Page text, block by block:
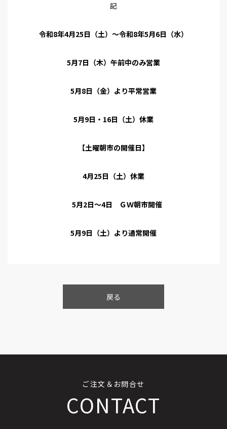
記
令和8年4月25日（土）～令和8年5月6日（水）
5月7日（木）午前中のみ営業
5月8日（金）より平常営業
5月9日・16日（土）休業
【土曜朝市の開催日】
4月25日（土）休業
5月2日～4日 ＧＷ朝市開催
5月9日（土）より通常開催
戻る
ご注文＆お問合せ
CONTACT